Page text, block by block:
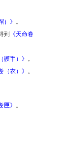
）》 。
到 《天命卷
護手）》 。
（衣）》 。
匣》 。